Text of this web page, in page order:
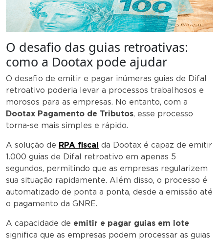
O desafio das guias retroativas:
como a Dootax pode ajudar
O desafio de emitir e pagar inúmeras guias de Difal
retroativo poderia levar a processos trabalhosos e
morosos para as empresas. No entanto, com a
Dootax Pagamento de Tributos, esse processo
torna-se mais simples e rápido.
A solução de RPA fiscal da Dootax é capaz de emitir
1.000 guias de Difal retroativo em apenas 5
segundos, permitindo que as empresas regularizem
sua situação rapidamente. Além disso, o processo é
automatizado de ponta a ponta, desde a emissão até
o pagamento da GNRE.
A capacidade de emitir e pagar guias em lote
significa que as empresas podem processar as guias